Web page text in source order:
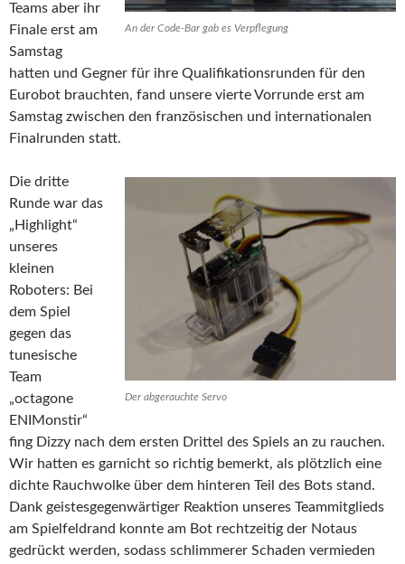
An der Code-Bar gab es Verpflegung
Teams aber ihr
Finale erst am
Samstag
hatten und Gegner für ihre Qualifikationsrunden für den
Eurobot brauchten, fand unsere vierte Vorrunde erst am
Samstag zwischen den französischen und internationalen
Finalrunden statt.
Der abgerauchte Servo
Die dritte
Runde war das
„Highlight“
unseres
kleinen
Roboters: Bei
dem Spiel
gegen das
tunesische
Team
„octagone
ENIMonstir“
fing Dizzy nach dem ersten Drittel des Spiels an zu rauchen.
Wir hatten es garnicht so richtig bemerkt, als plötzlich eine
dichte Rauchwolke über dem hinteren Teil des Bots stand.
Dank geistesgegenwärtiger Reaktion unseres Teammitglieds
am Spielfeldrand konnte am Bot rechtzeitig der Notaus
gedrückt werden, sodass schlimmerer Schaden vermieden